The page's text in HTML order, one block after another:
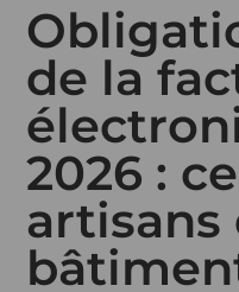
de la
2026 :
artisans